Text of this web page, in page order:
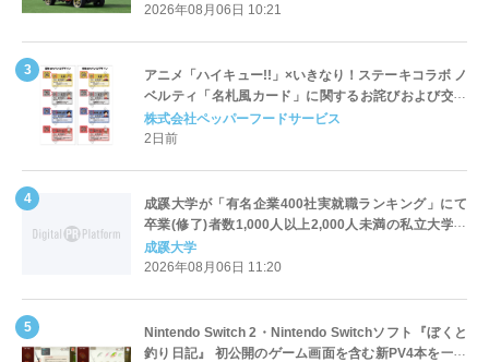
2026年08月06日 10:21
アニメ「ハイキュー!!」×いきなり！ステーキコラボ ノ
ベルティ「名札風カード」に関するお詫びおよび交換
対応についてのご案内
株式会社ペッパーフードサービス
2日前
成蹊大学が「有名企業400社実就職ランキング」にて
卒業(修了)者数1,000人以上2,000人未満の私立大学で
全国第1位を獲得！～実就職率は26.5%（前年比＋
4.3pt）に伸長、東京の私立大学でも10位にランクイン
成蹊大学
2026年08月06日 11:20
Nintendo Switch 2・Nintendo Switchソフト『ぼくと
釣り日記』 初公開のゲーム画面を含む新PV4本を一挙